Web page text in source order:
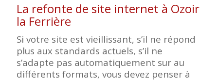
La refonte de site internet à Ozoir
la Ferrière
Si votre site est vieillissant, s’il ne répond
plus aux standards actuels, s’il ne
s’adapte pas automatiquement sur au
différents formats, vous devez penser à